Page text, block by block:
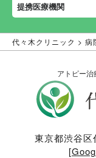
提携医療機関
代々木クリニック >病
アトピー
東京都渋谷